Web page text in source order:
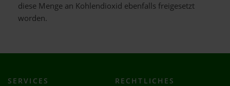
diese Menge an Kohlendioxid ebenfalls freigesetzt
worden.
SERVICES RECHTLICHES